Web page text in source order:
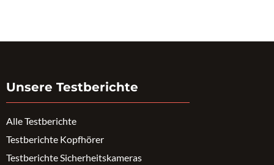
Unsere Testberichte
Alle Testberichte
Testberichte Kopfhörer
Testberichte Sicherheitskameras